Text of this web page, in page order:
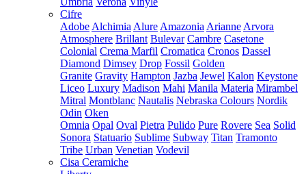
Cifre
Adobe Alchimia Alure Amazonia Arianne Arvora
Atmosphere Brillant Bulevar Cambre Casetone
Colonial Crema Marfil Cromatica Cronos Dassel
Diamond Dimsey Drop Fossil Golden
Granite Gravity Hampton Jazba Jewel Kalon Keystone
Liceo Luxury Madison Mahi Manila Materia Mirambel
Mitral Montblanc Nautalis Nebraska Colours Nordik
Odin Oken
Omnia Opal Oval Pietra Pulido Pure Rovere Sea Solid
Sonora Statuario Sublime Subway Titan Tramonto
Tribe Urban Venetian Vodevil
Cisa Ceramiche